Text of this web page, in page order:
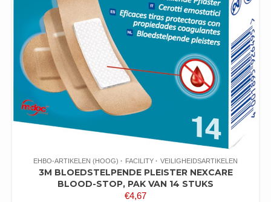
EHBO-ARTIKELEN (HOOG) FACILITY VEILIGHEIDSARTIKELEN
3M BLOEDSTELPENDE PLEISTER NEXCARE
BLOOD-STOP, PAK VAN 14 STUKS
€4,67